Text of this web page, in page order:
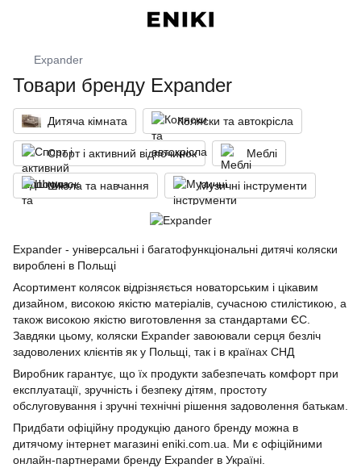
Expander
Товари бренду Expander
Дитяча кімната Коляски та автокрісла
Спорт і активний відпочинок Меблі
Школа та навчання Музичні інструменти
Expander - універсальні і багатофункціональні дитячі коляски
вироблені в Польщі
Асортимент колясок відрізняється новаторським і цікавим
дизайном, високою якістю матеріалів, сучасною стилістикою, а
також високою якістю виготовлення за стандартами ЄС.
Завдяки цьому, коляски Expander завоювали серця безліч
задоволених клієнтів як у Польщі, так і в країнах СНД
Виробник гарантує, що їх продукти забезпечать комфорт при
експлуатації, зручність і безпеку дітям, простоту
обслуговування і зручні технічні рішення задоволення батькам.
Придбати офіційну продукцію даного бренду можна в
дитячому інтернет магазині eniki.com.ua. Ми є офіційними
онлайн-партнерами бренду Expander в Україні.